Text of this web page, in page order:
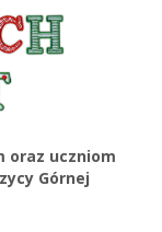
oraz uczniom
Górnej